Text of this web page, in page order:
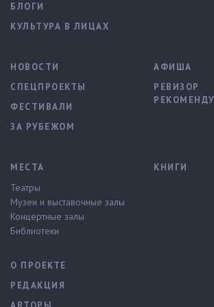
БЛОГИ
КУЛЬТУРА В ЛИЦАХ
НОВОСТИ
СПЕЦПРОЕКТЫ
ФЕСТИВАЛИ
ЗА РУБЕЖОМ
АФИША
РЕВИЗОР
МЕСТА
Театры
Музеи и выставочные залы
Концертные залы
Библиотеки
КНИГИ
О ПРОЕКТЕ
РЕДАКЦИЯ